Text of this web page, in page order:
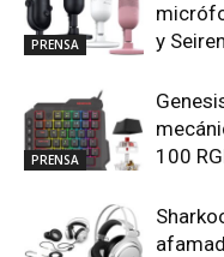
PRENSA
y
PRENSA
100